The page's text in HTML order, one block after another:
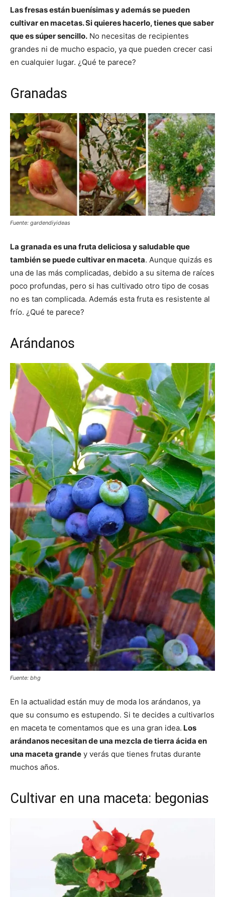
Las fresas están buenísimas y además se pueden
cultivar en macetas. Si quieres hacerlo, tienes que saber
que es súper sencillo. No necesitas de recipientes
grandes ni de mucho espacio, ya que pueden crecer casi
en cualquier lugar. ¿Qué te parece?
Granadas
Fuente: gardendiyideas
La granada es una fruta deliciosa y saludable que
también se puede cultivar en maceta. Aunque quizás es
una de las más complicadas, debido a su sitema de raíces
poco profundas, pero si has cultivado otro tipo de cosas
no es tan complicada. Además esta fruta es resistente al
frío. ¿Qué te parece?
Arándanos
Fuente: bhg
En la actualidad están muy de moda los arándanos, ya
que su consumo es estupendo. Si te decides a cultivarlos
en maceta te comentamos que es una gran idea. Los
arándanos necesitan de una mezcla de tierra ácida en
una maceta grande y verás que tienes frutas durante
muchos años.
Cultivar en una maceta: begonias